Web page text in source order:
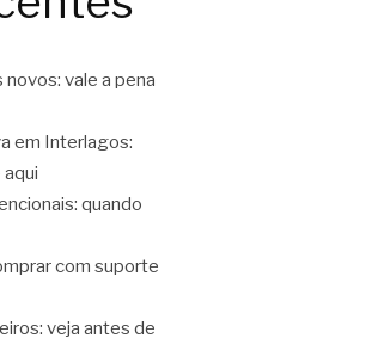
vale a pena
em Interlagos:
quando
com suporte
veja antes de